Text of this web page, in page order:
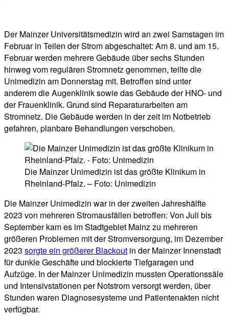
Der Mainzer Universitätsmedizin wird an zwei Samstagen im
Februar in Teilen der Strom abgeschaltet: Am 8. und am 15.
Februar werden mehrere Gebäude über sechs Stunden
hinweg vom regulären Stromnetz genommen, teilte die
Unimedizin am Donnerstag mit. Betroffen sind unter
anderem die Augenklinik sowie das Gebäude der HNO- und
der Frauenklinik. Grund sind Reparaturarbeiten am
Stromnetz. Die Gebäude werden in der zeit im Notbetrieb
gefahren, planbare Behandlungen verschoben.
Die Mainzer Unimedizin ist das größte Klinikum in
Rheinland-Pfalz. – Foto: Unimedizin
Die Mainzer Unimedizin war in der zweiten Jahreshälfte
2023 von mehreren Stromausfällen betroffen: Von Juli bis
September kam es im Stadtgebiet Mainz zu mehreren
größeren Problemen mit der Stromversorgung, im Dezember
2023 sorgte ein größerer Blackout in der Mainzer Innenstadt
für dunkle Geschäfte und blockierte Tiefgaragen und
Aufzüge. In der Mainzer Unimedizin mussten Operationssäle
und Intensivstationen per Notstrom versorgt werden, über
Stunden waren Diagnosesysteme und Patientenakten nicht
verfügbar.